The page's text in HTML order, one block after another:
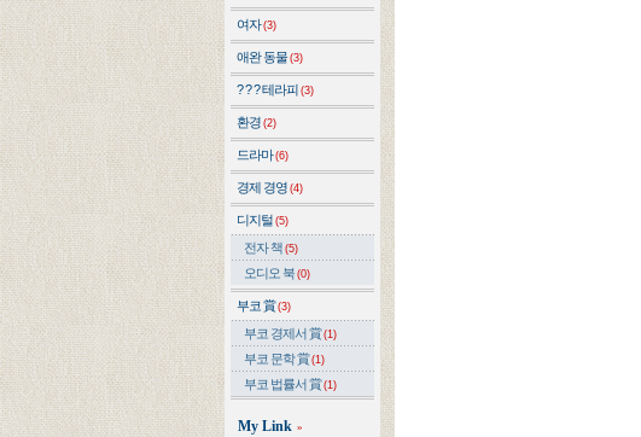
여자(3)
애완 동물(3)
? ? ? 테라피 (3)
환경 (2)
드라마(6)
경제 경영 (4)
디지털 (5)
전자 책 (5)
오디오 북 (0)
부코 賞(3)
부코 경제서 賞(1)
부코 문학 賞(1)
부코 법률서 賞(1)
My Link »